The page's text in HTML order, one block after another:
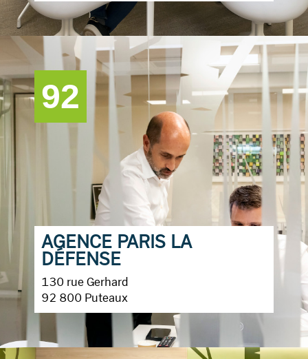
92
AGENCE PARIS LA
DÉFENSE
130 rue Gerhard
92 800 Puteaux